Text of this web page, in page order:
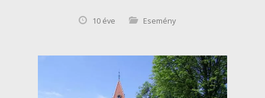
10 éve Esemény